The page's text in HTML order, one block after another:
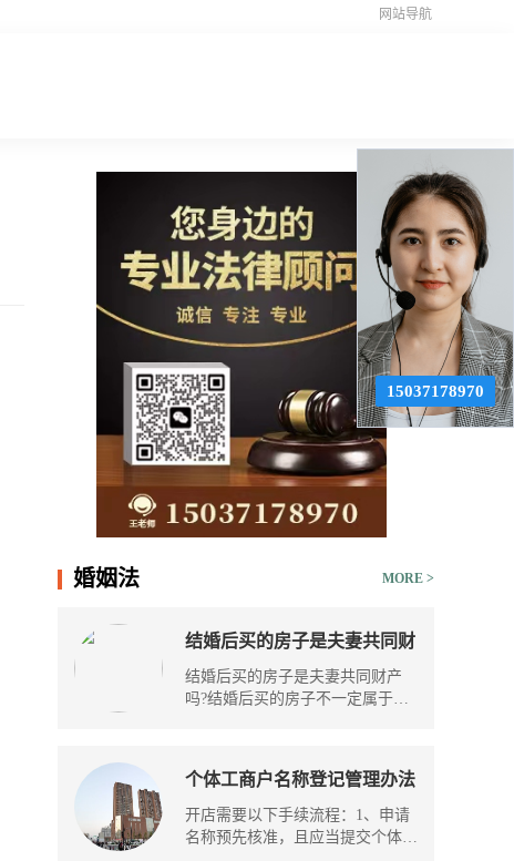
网站导航
MORE >
婚姻法
结婚后买的房子是夫妻共同财
产吗？结婚后买的房子离婚怎
么算？
结婚后买的房子是夫妻共同财产
吗?结婚后买的房子不一定属于共
个体工商户名称登记管理办法
第十三条的内容是什么？开店
需要提供哪些材料内容？
开店需要以下手续流程：1、申请
名称预先核准，且应当提交个体工
15037178970